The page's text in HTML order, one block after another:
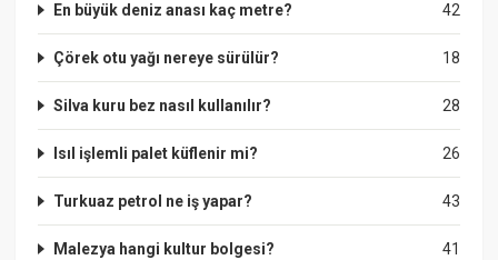
42
En büyük deniz anası kaç metre?
18
Çörek otu yağı nereye sürülür?
28
Silva kuru bez nasıl kullanılır?
26
Isıl işlemli palet küflenir mi?
43
Turkuaz petrol ne iş yapar?
41
Malezya hangi kultur bolgesi?